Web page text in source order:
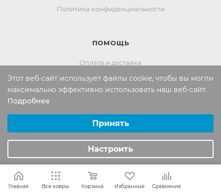
Политика конфиденциальности
ПОМОЩЬ
Оплата и доставка
Обмен и возврат
Россия:8 (800) 101-38-97
8 (495) 196-00-06
Отдел продаж:
Тех. поддержка:support@mr-kover.ru
Главная Все ковры Корзина Избранные Сравнение
Этот веб-сайт использует файлы cookie, чтобы вы могли
максимально эффективно использовать наш веб-сайт.
Подробнее
Аналитические/Функциональные
Принять
Настроить